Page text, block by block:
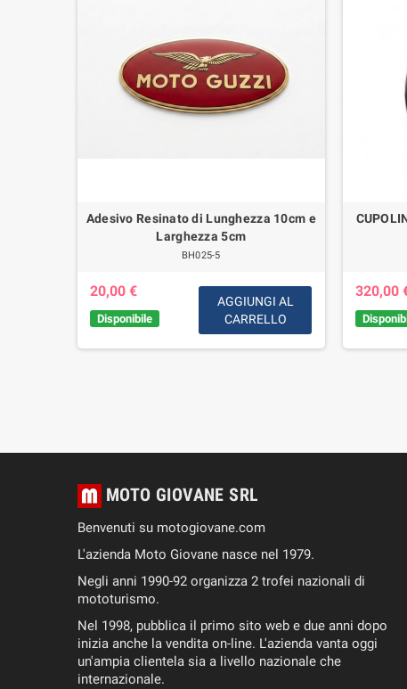
Adesivo Resinato di Lunghezza 10cm e
Larghezza 5cm
BH025-5
20,00 €
Disponibile
AGGIUNGI AL
CARRELLO
320,00
MOTO GIOVANE SRL
Benvenuti su motogiovane.com
L'azienda Moto Giovane nasce nel 1979.
Negli anni 1990-92 organizza 2 trofei nazionali di
mototurismo.
Nel 1998, pubblica il primo sito web e due anni dopo
inizia anche la vendita on-line. L'azienda vanta oggi
un'ampia clientela sia a livello nazionale che
internazionale.